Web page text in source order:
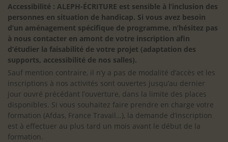
Accessibilité : ALEPH-ÉCRITURE est sensible à l’inclusion des
personnes en situation de handicap. Si vous avez besoin
d’un aménagement spécifique de programme, n’hésitez pas
à nous contacter en amont de votre inscription afin
d’étudier la faisabilité de votre projet (adaptation des
supports, accessibilité de nos salles).
Sauf mention contraire, il n’y a pas de modalité d’accès et les
inscriptions à nos activités sont ouvertes jusqu’au dernier
jour ouvré précédant l’ouverture, dans la limite des places
disponibles. Si vous souhaitez faire prendre en charge votre
formation (Afdas, France Travail…), la demande d’inscription
est à effectuer au plus tard un mois avant le début de la
formation.